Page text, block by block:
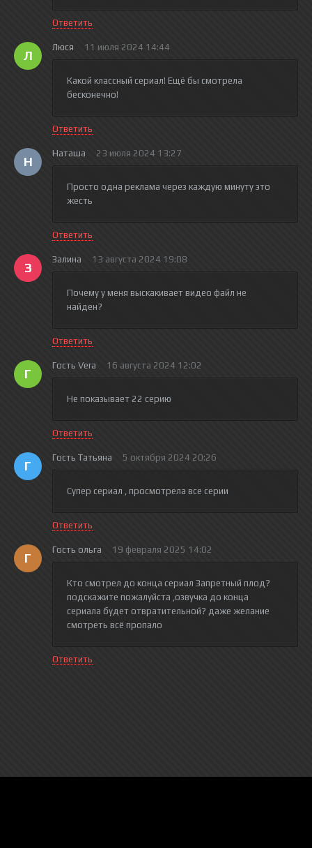
Ответить
Л
Люся 11 июля 2024 14:44
Какой классный сериал! Ещё бы смотрела
бесконечно!
Ответить
Н
Наташа 23 июля 2024 13:27
Просто одна реклама через каждую минуту это
жесть
Ответить
З
Залина 13 августа 2024 19:08
Почему у меня выскакивает видео файл не
найден?
Ответить
Г
Гость Vera 16 августа 2024 12:02
Не показывает 22 серию
Ответить
Г
Гость Татьяна 5 октября 2024 20:26
Супер сериал , просмотрела все серии
Ответить
Г
Гость ольга 19 февраля 2025 14:02
Кто смотрел до конца сериал Запретный плод?
подскажите пожалуйста ,озвучка до конца
сериала будет отвратительной? даже желание
смотреть всё пропало
Ответить